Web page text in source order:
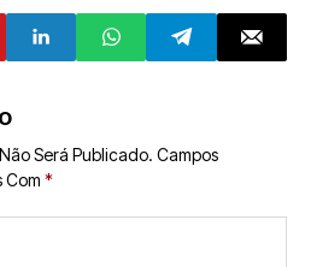
Ataque Global
Será Publicado. Campos
Com *